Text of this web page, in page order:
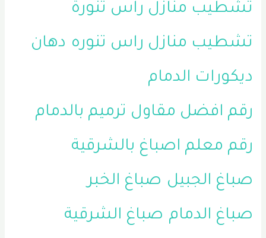
تشطيب منازل راس تنورة
تشطيب منازل راس تنوره دهان
ديكورات الدمام
رقم افضل مقاول ترميم بالدمام
رقم معلم اصباغ بالشرقية
صباغ الجبيل صباغ الخبر
صباغ الدمام صباغ الشرقية